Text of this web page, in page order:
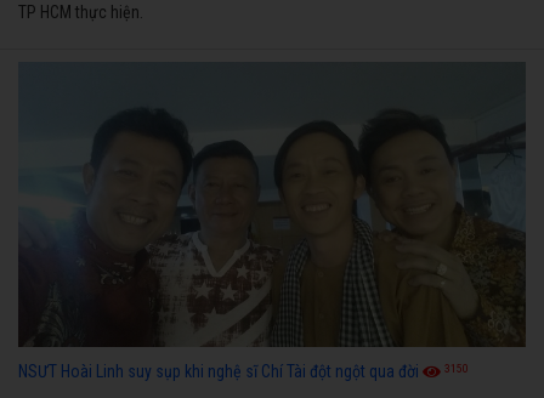
TP HCM thực hiện.
NSƯT Hoài Linh suy sụp khi nghệ sĩ Chí Tài đột ngột qua đời 3150